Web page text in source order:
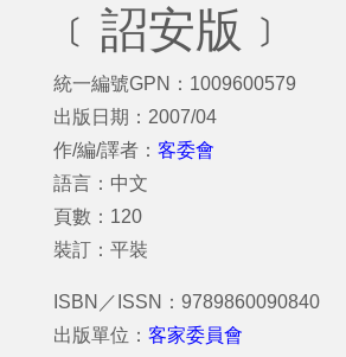
﹝詔安版﹞
統一編號GPN：1009600579
出版日期：2007/04
作/編/譯者： 客委會
語言：中文
頁數：120
裝訂：平裝
ISBN／ISSN：9789860090840
出版單位： 客家委員會